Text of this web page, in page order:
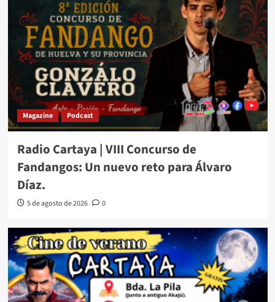
Magazine Podcast
Radio Cartaya | VIII Concurso de
Fandangos: Un nuevo reto para Álvaro
Díaz.
5 de agosto de 2026 0